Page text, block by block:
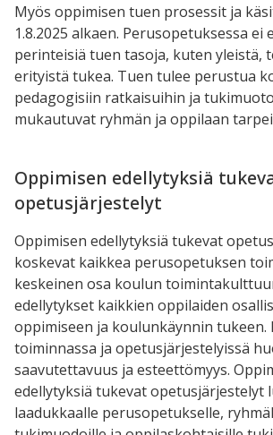
Myös oppimisen tuen prosessit ja
1.8.2025 alkaen. Perusopetuksessa ei
perinteisiä tuen tasoja, kuten yleistä,
erityistä tukea. Tuen tulee perustua
pedagogisiin ratkaisuihin ja
mukautuvat ryhmän ja oppilaan
Oppimisen edellytyksiä
opetusjärjestelyt
Oppimisen edellytyksiä tukevat
koskevat kaikkea perusopetuksen
keskeinen osa koulun
edellytykset kaikkien oppilaiden
oppimiseen ja koulunkäynnin tukeen.
toiminnassa ja opetusjärjestelyissä
saavutettavuus ja esteettömyys.
edellytyksiä tukevat opetusjärjestelyt
laadukkaalle perusopetukselle,